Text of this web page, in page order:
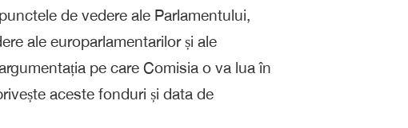
de vedere ale Parlamentului,
ale europarlamentarilor și ale
pe care Comisia o va lua în
aceste fonduri și data de